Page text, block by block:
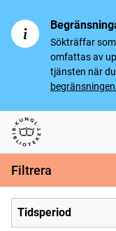
Sökträffar
omfattas av
tjänsten när
Svenska tidningar
Filtrera
Tidsperiod